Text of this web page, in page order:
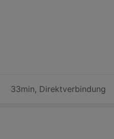
33min, Direktverbindung